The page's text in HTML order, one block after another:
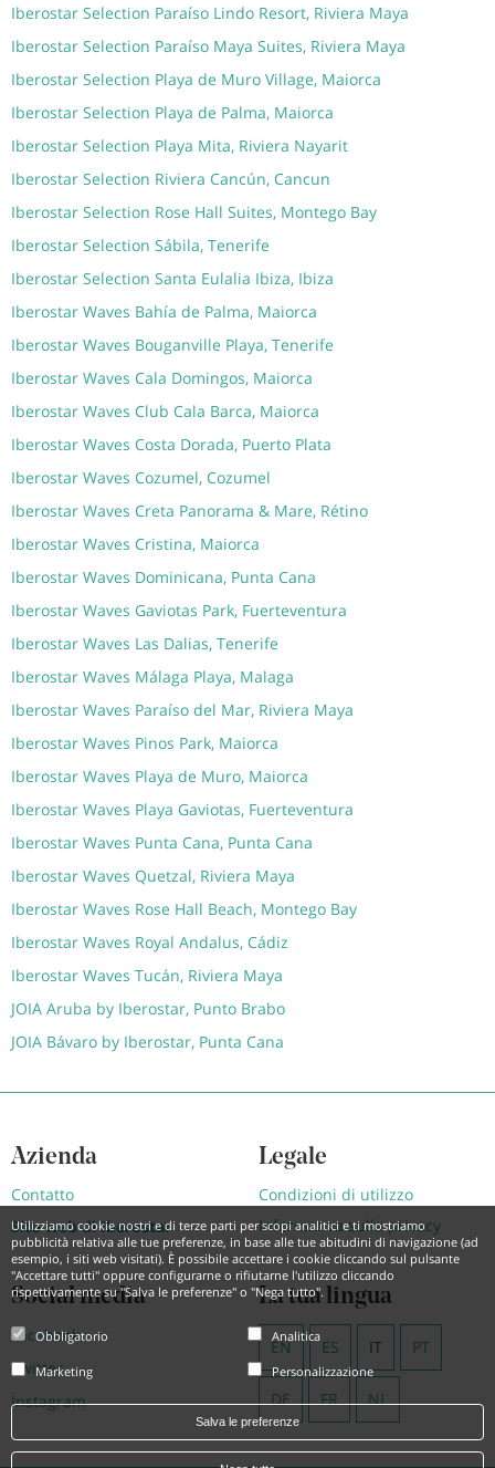
Utilizziamo cookie nostri e di terze parti per scopi analitici e ti mostriamo
pubblicità relativa alle tue preferenze, in base alle tue abitudini di navigazione (ad
esempio, i siti web visitati). È possibile accettare i cookie cliccando sul pulsante
"Accettare tutti" oppure configurarne o rifiutarne l'utilizzo cliccando
rispettivamente su "Salva le preferenze" o "Nega tutto".
Obbligatorio Analitica
Marketing Personalizzazione
Salva le preferenze
Iberostar Selection Paraíso Lindo Resort, Riviera Maya
Iberostar Selection Paraíso Maya Suites, Riviera Maya
Iberostar Selection Playa de Muro Village, Maiorca
Iberostar Selection Playa de Palma, Maiorca
Iberostar Selection Playa Mita, Riviera Nayarit
Iberostar Selection Riviera Cancún, Cancun
Iberostar Selection Rose Hall Suites, Montego Bay
Iberostar Selection Sábila, Tenerife
Iberostar Selection Santa Eulalia Ibiza, Ibiza
Iberostar Waves Bahía de Palma, Maiorca
Iberostar Waves Bouganville Playa, Tenerife
Iberostar Waves Cala Domingos, Maiorca
Iberostar Waves Club Cala Barca, Maiorca
Iberostar Waves Costa Dorada, Puerto Plata
Iberostar Waves Cozumel, Cozumel
Iberostar Waves Creta Panorama & Mare, Rétino
Iberostar Waves Cristina, Maiorca
Iberostar Waves Dominicana, Punta Cana
Iberostar Waves Gaviotas Park, Fuerteventura
Iberostar Waves Las Dalias, Tenerife
Iberostar Waves Málaga Playa, Malaga
Iberostar Waves Paraíso del Mar, Riviera Maya
Iberostar Waves Pinos Park, Maiorca
Iberostar Waves Playa de Muro, Maiorca
Iberostar Waves Playa Gaviotas, Fuerteventura
Iberostar Waves Punta Cana, Punta Cana
Iberostar Waves Quetzal, Riviera Maya
Iberostar Waves Rose Hall Beach, Montego Bay
Iberostar Waves Royal Andalus, Cádiz
Iberostar Waves Tucán, Riviera Maya
JOIA Aruba by Iberostar, Punto Brabo
JOIA Bávaro by Iberostar, Punta Cana
Azienda
Contatto
Sito web di Iberostar
Legale
Condizioni di utilizzo
Informativa sulla privacy
Social media
Facebook
Twitter
Instagram
La tua lingua
EN ES IT PT
DE FR NL